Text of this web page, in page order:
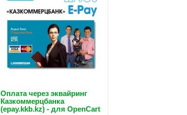
Оплата через эквайринг
Казкоммерцбанка
(epay.kkb.kz) - для OpenCart